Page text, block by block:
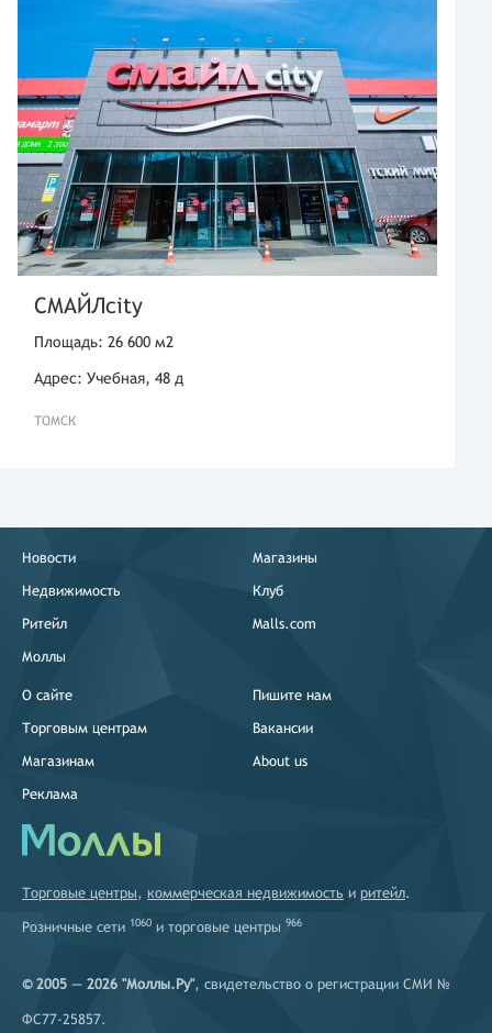
СМАЙЛcity
Площадь: 26 600 м2
Адрес: Учебная, 48 д
ТОМСК
Новости
Недвижимость
Ритейл
Моллы
Магазины
Клуб
Malls.com
О сайте
Торговым центрам
Магазинам
Реклама
Пишите нам
Вакансии
About us
Торговые центры, коммерческая недвижимость и ритейл.
Розничные сети 1060 и торговые центры 966
© 2005 — 2026 "Моллы.Ру", свидетельство о регистрации СМИ №
ФС77-25857.